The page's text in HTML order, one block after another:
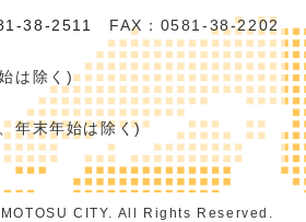
38-2511 FAX：0581-38-2202
は除く)
年末年始は除く)
CITY. All Rights Reserved.